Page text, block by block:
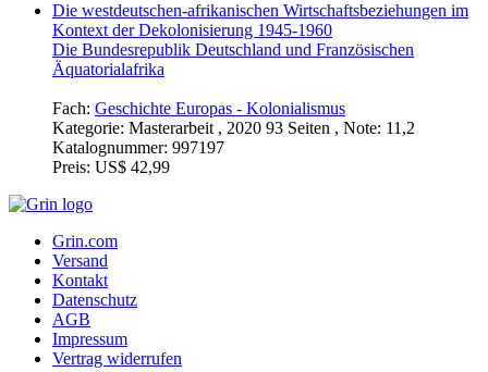
Die westdeutschen-afrikanischen Wirtschaftsbeziehungen im
Kontext der Dekolonisierung 1945-1960
Die Bundesrepublik Deutschland und Französischen
Äquatorialafrika
Fach: Geschichte Europas - Kolonialismus
Kategorie: Masterarbeit , 2020 93 Seiten , Note: 11,2
Katalognummer: 997197
Preis: US$ 42,99
Grin.com
Versand
Kontakt
Datenschutz
AGB
Impressum
Vertrag widerrufen